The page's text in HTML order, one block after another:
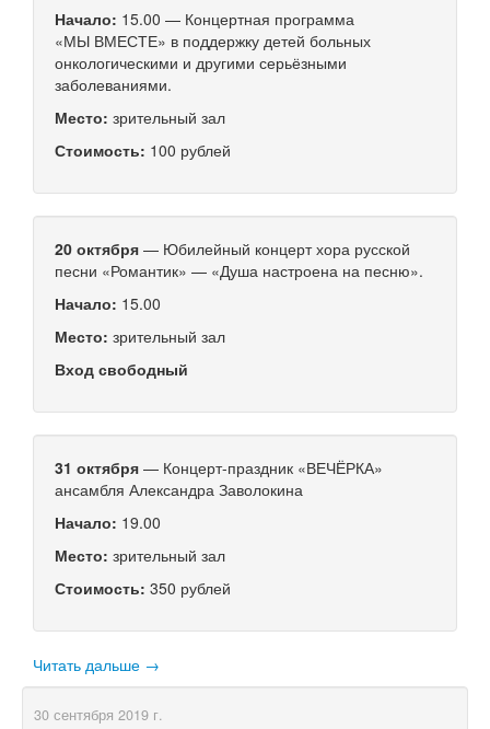
Начало: 15.00 — Концертная программа
«МЫ ВМЕСТЕ» в поддержку детей больных
онкологическими и другими серьёзными
заболеваниями.
Место: зрительный зал
Стоимость: 100 рублей
20 октября — Юбилейный концерт хора русской
песни «Романтик» — «Душа настроена на песню».
Начало: 15.00
Место: зрительный зал
Вход свободный
31 октября — Концерт-праздник «ВЕЧЁРКА»
ансамбля Александра Заволокина
Начало: 19.00
Место: зрительный зал
Стоимость: 350 рублей
Читать дальше →
30 сентября 2019 г.